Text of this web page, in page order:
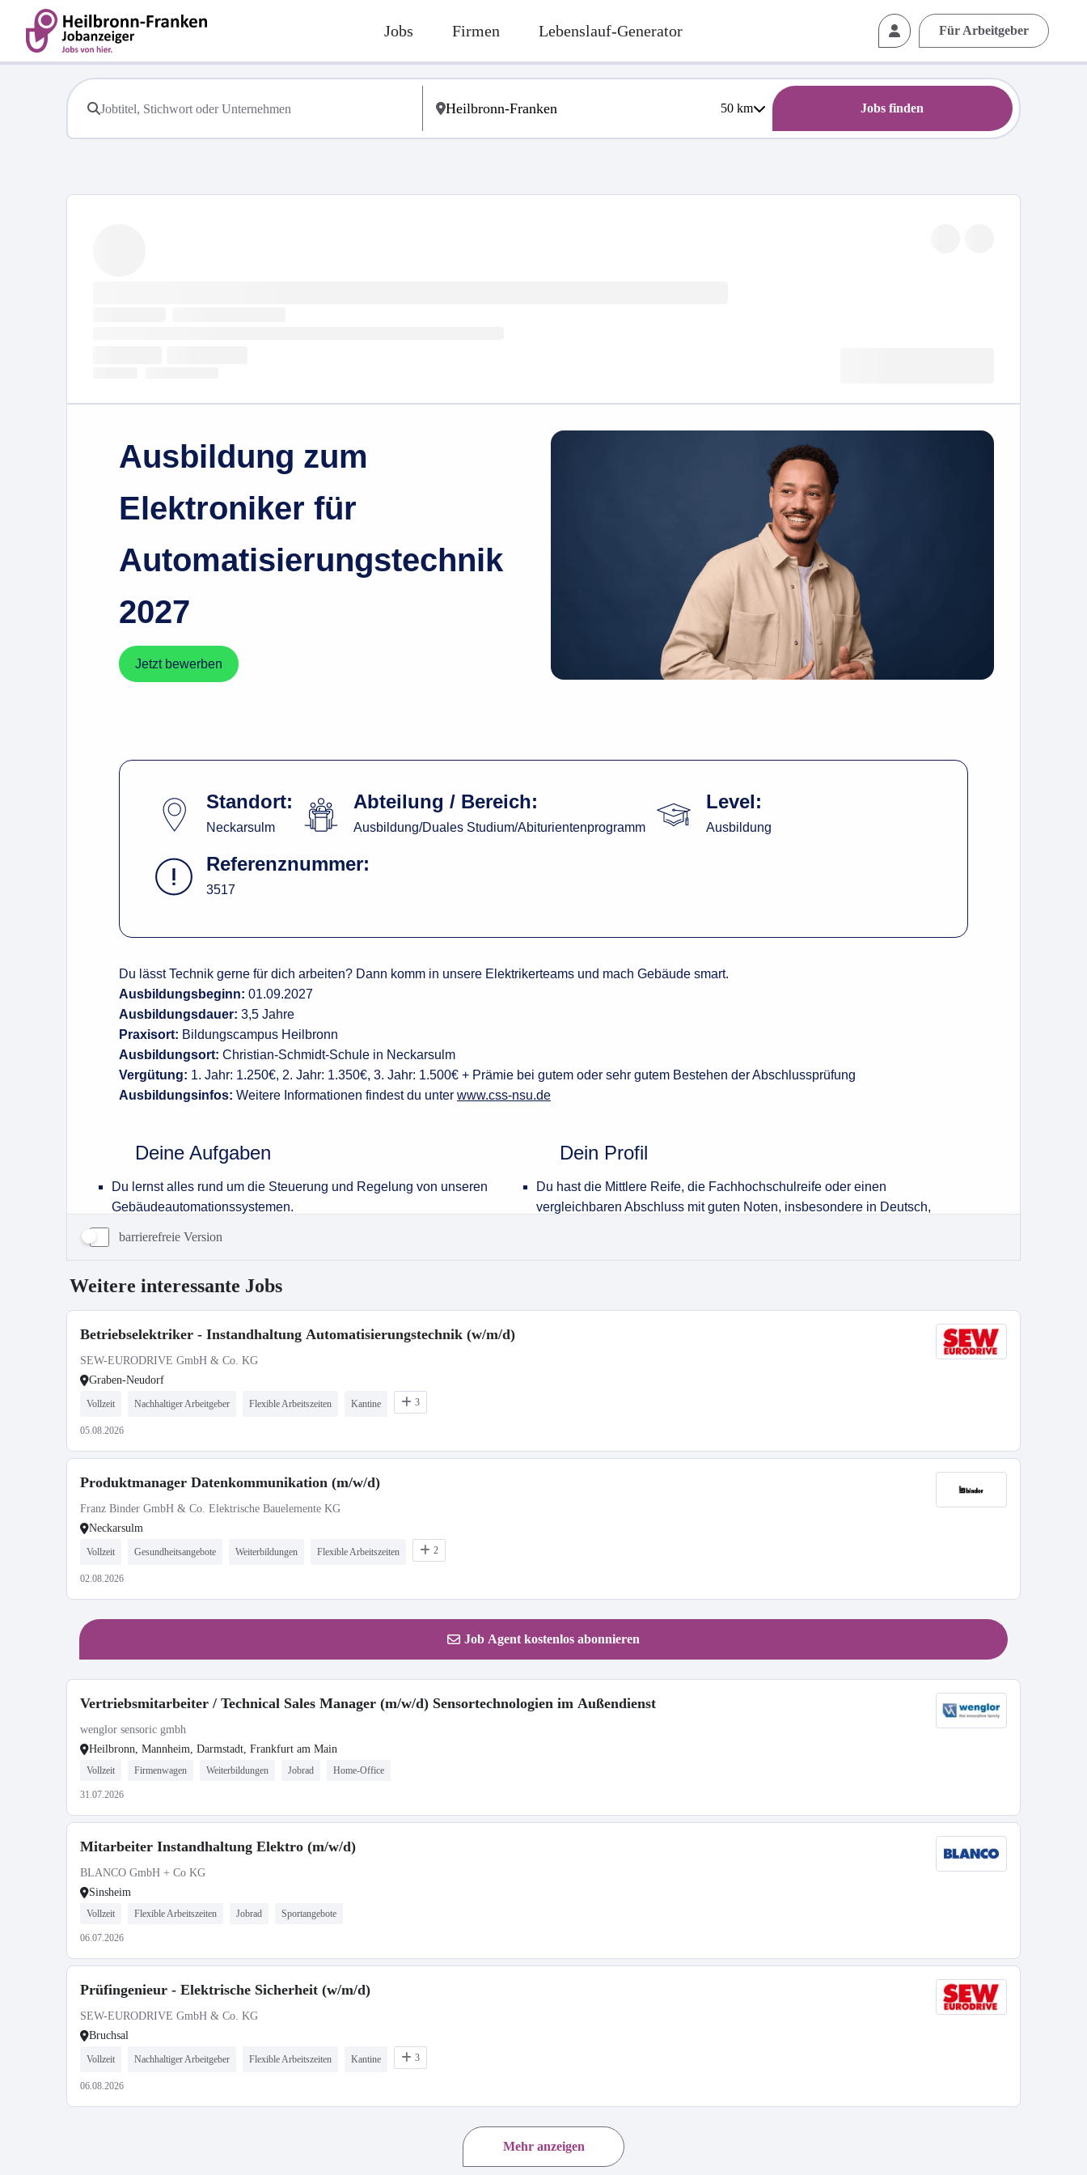
Jobs Firmen Lebenslauf-Generator Für Arbeitgeber
50km Jobs finden
barrierefreie Version
Weitere interessante Jobs
Betriebselektriker - Instandhaltung Automatisierungstechnik (w/m/d)
SEW-EURODRIVE GmbH & Co. KG
Graben-Neudorf
Vollzeit Nachhaltiger Arbeitgeber Flexible Arbeitszeiten Kantine 3
05.08.2026
Produktmanager Datenkommunikation (m/w/d)
Franz Binder GmbH & Co. Elektrische Bauelemente KG
Neckarsulm
Vollzeit Gesundheitsangebote Weiterbildungen Flexible Arbeitszeiten 2
02.08.2026
Job Agent kostenlos abonnieren
Vertriebsmitarbeiter / Technical Sales Manager (m/w/d) Sensortechnologien im Außendienst
wenglor sensoric gmbh
Heilbronn, Mannheim, Darmstadt, Frankfurt am Main
Vollzeit Firmenwagen Weiterbildungen Jobrad Home-Office
31.07.2026
Mitarbeiter Instandhaltung Elektro (m/w/d)
BLANCO GmbH + Co KG
Sinsheim
Vollzeit Flexible Arbeitszeiten Jobrad Sportangebote
06.07.2026
Prüfingenieur - Elektrische Sicherheit (w/m/d)
SEW-EURODRIVE GmbH & Co. KG
Bruchsal
Vollzeit Nachhaltiger Arbeitgeber Flexible Arbeitszeiten Kantine 3
06.08.2026
Mehr anzeigen